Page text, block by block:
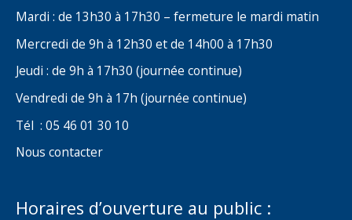
Mardi : de 13h30 à 17h30 – fermeture le mardi matin
Mercredi de 9h à 12h30 et de 14h00 à 17h30
Jeudi : de 9h à 17h30 (journée continue)
Vendredi de 9h à 17h (journée continue)
Tél : 05 46 01 30 10
Nous contacter
Horaires d’ouverture au public :